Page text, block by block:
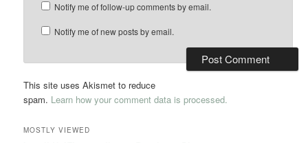
Notify me of follow-up comments by email.
Notify me of new posts by email.
This site uses Akismet to reduce
spam. Learn how your comment data is processed.
MOSTLY VIEWED